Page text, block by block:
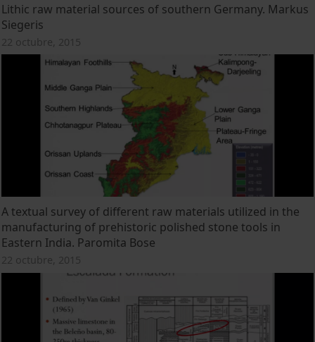
Lithic raw material sources of southern Germany. Markus
Siegeris
22 octubre, 2015
A textual survey of different raw materials utilized in the
manufacturing of prehistoric polished stone tools in
Eastern India. Paromita Bose
22 octubre, 2015